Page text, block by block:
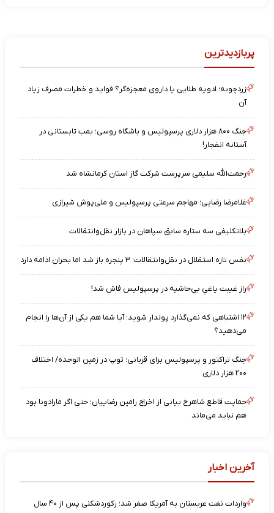
پربازدیدترین
زردچوبه؛ ادویه طلایی یا داروی معجزه‌گر؟ فواید و خطرات مصرف زیاد
آن
جنگ ۸۰۰ هزار دلاری پرسپولیس و باشگاه روسی؛ بمب تابستانی در
آستانه انفجار!
رحمت‌الله سلیمی سرپرست شرکت گاز استان کرمانشاه شد
غلامرضا رضایی؛ مهاجم سرعتی پرسپولیس و ملی‌پوش شیرازی
بلاتکلیفی سه ستاره سابق سپاهان در بازار نقل‌وانتقالات
نفس تازه استقلال در نقل‌وانتقالات؛ ۳ پنجره باز شد اما بحران ادامه دارد
راز غیبت یاغیِ بی‌حاشیه در پرسپولیس فاش شد!
۱۲ اشتباهی که نمی‌گذارد پولدار شوید؛ آیا شما هم یکی از آن‌ها را انجام
می‌دهید؟
جنگ تراکتور و پرسپولیس برای قربانی؛ توپ در زمین الوحده/ اختلاف
۲۰۰ هزار دلاری
حمایت قاطع شاهرخ بیانی از اخراج رامین رضاییان؛ حتی اگر مارادونا بود
هم نباید می‌ماند
آخرین اخبار
واردات نفت عربستان به آمریکا صفر شد؛ رکوردشکنی پس از ۴۰ سال